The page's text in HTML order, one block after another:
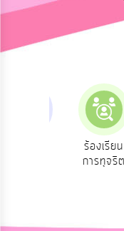
แผน
แผน
พัฒนา
บริหาร/
พัฒนา
ทรัพยากร
ร้องเรียน
การทุจริต